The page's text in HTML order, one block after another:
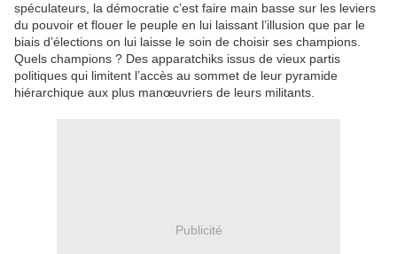
spéculateurs, la démocratie c’est faire main basse sur les leviers
du pouvoir et flouer le peuple en lui laissant l’illusion que par le
biais d’élections on lui laisse le soin de choisir ses champions.
Quels champions ? Des apparatchiks issus de vieux partis
politiques qui limitent l’accès au sommet de leur pyramide
hiérarchique aux plus manœuvriers de leurs militants.
Publicité